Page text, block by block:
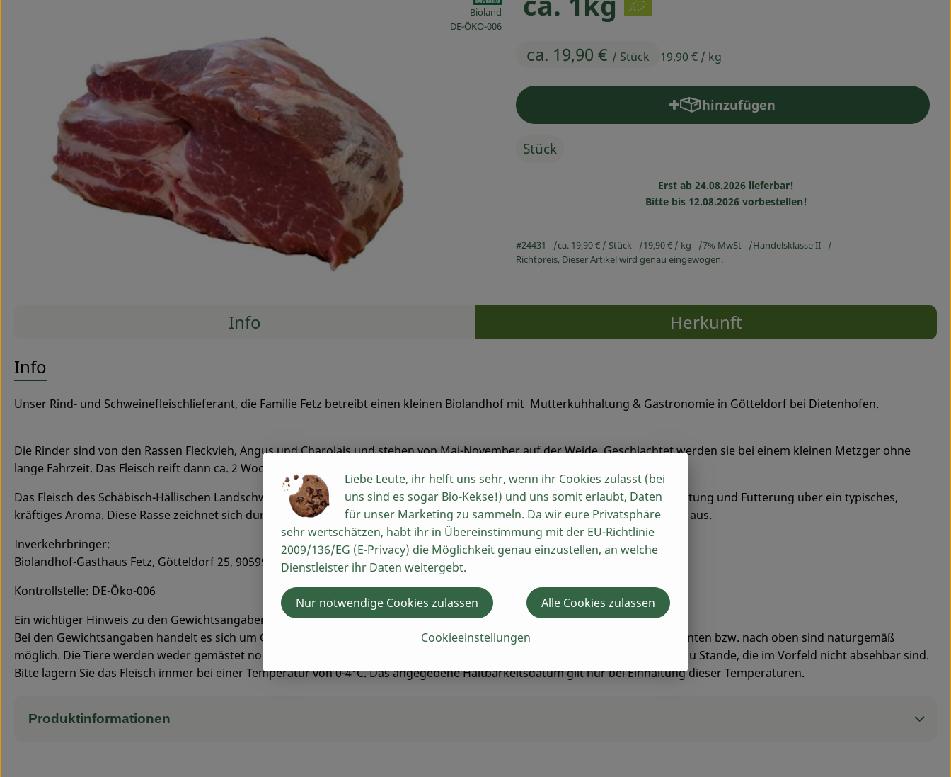
ca. 19,90 € / Stück 19,90 € / kg
Bioland
, Kontrollstelle:
DE-ÖKO-006
hinzufügen
Produkt zum Warenkorb hinzufügen
Stück
Erst ab 24.08.2026 lieferbar!
Bitte bis 12.08.2026 vorbestellen!
#24431 ca. 19,90 € / Stück 19,90 € / kg 7% MwSt
Handelsklasse II
Richtpreis, Dieser Artikel wird genau eingewogen.
Rezepte
Info
Herkunft
Info
Unser Rind- und Schweinefleischlieferant, die Familie Fetz betreibt einen kleinen Biolandhof mit Mutterkuhhaltung & Gastronomie in Götteldorf bei Dietenhofen.
Die Rinder sind von den Rassen Fleckvieh, Angus und Charolais und stehen von Mai-November auf der Weide. Geschlachtet werden sie bei einem kleinen Metzger ohne
lange Fahrzeit. Das Fleisch reift dann ca. 2 Wochen trocken am Knochen.
Das Fleisch des Schäbisch-Hällischen Landschweines (eine alte Rasse) ist etwas dunkler und verfügt dank artgerechter Tierhaltung und Fütterung über ein typisches,
kräftiges Aroma. Diese Rasse zeichnet sich durch ihr zartes, aromatisches Fleisch mit einer aufliegenden, dicken Speckschicht aus.
Inverkehrbringer:
Biolandhof-Gasthaus Fetz, Götteldorf 25, 90599 Dietenhofen
Kontrollstelle: DE-Öko-006
Ein wichtiger Hinweis zu den Gewichtsangaben und Temperaturen:
Bei den Gewichtsangaben handelt es sich um Circa-Gewichte. Auch größere Abweichungen von den Gewichtsangaben nach unten bzw. nach oben sind naturgemäß
möglich. Die Tiere werden weder gemästet noch lässt man sie hungern. Dadurch kommen größere Gewichtsschwankungen zu Stande, die im Vorfeld nicht absehbar sind.
Bitte lagern Sie das Fleisch immer bei einer Temperatur von 0-4°C. Das angegebene Haltbarkeitsdatum gilt nur bei Einhaltung dieser Temperaturen.
Produktinformationen
Liebe Leute, ihr helft uns sehr, wenn ihr Cookies zulasst (bei
uns sind es sogar Bio-Kekse!) und uns somit erlaubt, Daten
für unser Marketing zu sammeln. Da wir eure Privatsphäre
sehr wertschätzen, habt ihr in Übereinstimmung mit der EU-Richtlinie
2009/136/EG (E-Privacy) die Möglichkeit genau einzustellen, an welche
Dienstleister ihr Daten weitergebt.
Cookieeinstellungen
Nur notwendige Cookies zulassen Alle Cookies zulassen